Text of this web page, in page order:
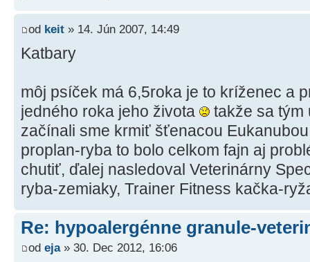
od keit » 14. Jún 2007, 14:49
Katbary
môj psíček má 6,5roka je to kríženec a
jedného roka jeho života
takže sa tým
začínali sme krmiť šťenacou
proplan-ryba to bolo celkom fajn aj
chutiť, ďalej nasledoval Veterinárny
ryba-zemiaky, Trainer Fitness kačka-
Re: hypoalergénne granule-
od eja» 30. Dec 2012, 16:06